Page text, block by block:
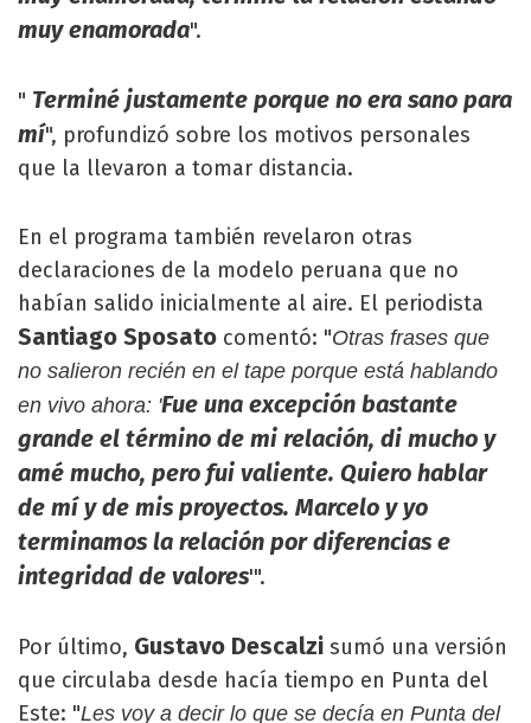
muy enamorada".
" Terminé justamente porque no era sano para
mí", profundizó sobre los motivos personales
que la llevaron a tomar distancia.
En el programa también revelaron otras
declaraciones de la modelo peruana que no
habían salido inicialmente al aire. El periodista
Santiago Sposato comentó: "Otras frases que
no salieron recién en el tape porque está hablando
en vivo ahora: 'Fue una excepción bastante
grande el término de mi relación, di mucho y
amé mucho, pero fui valiente. Quiero hablar
de mí y de mis proyectos. Marcelo y yo
terminamos la relación por diferencias e
integridad de valores'".
Por último, Gustavo Descalzi sumó una versión
que circulaba desde hacía tiempo en Punta del
Este: "Les voy a decir lo que se decía en Punta del